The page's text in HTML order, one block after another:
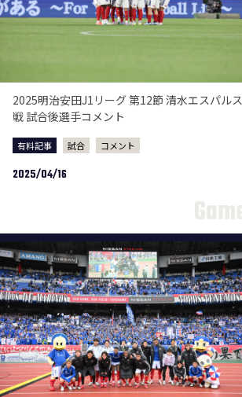
2025明治安田J1リーグ 第12節 清水エスパルス
戦 試合後選手コメント
有料記事 試合 コメント
2025/04/16